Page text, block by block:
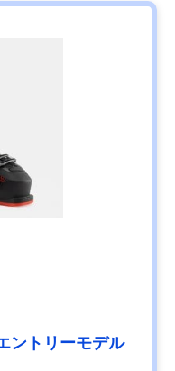
ントリーモデル